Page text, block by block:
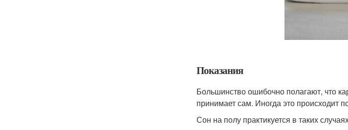
Показания
Большинство ошибочно полагают, что
принимает сам. Иногда это происходит
Сон на полу практикуется в таких